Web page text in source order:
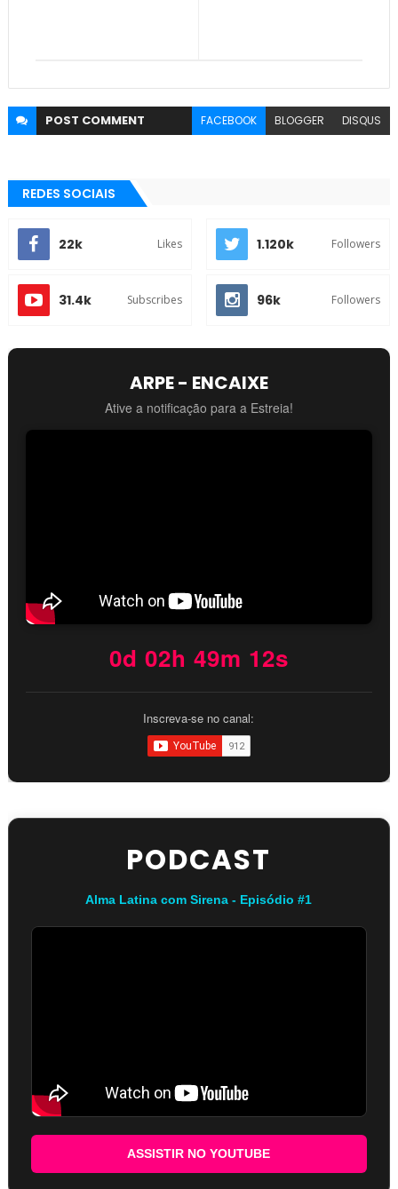
POST COMMENT FACEBOOK BLOGGER DISQUS
REDES SOCIAIS
22k Likes 1.120k Followers
31.4k Subscribes 96k Followers
ARPE - ENCAIXE
Ative a notificação para a Estreia!
0d 02h 49m 11s
Inscreva-se no canal:
PODCAST
Alma Latina com Sirena - Episódio #1
ASSISTIR NO YOUTUBE